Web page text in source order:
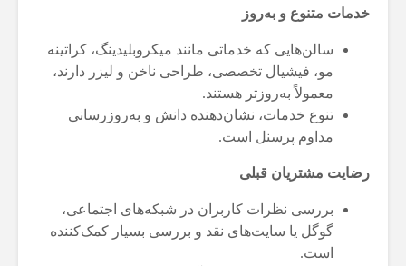
خدمات متنوع و به‌روز
سالن‌هایی که خدماتی مانند میکروبلیدینگ، کراتینه
مو، فیشیال تخصصی، طراحی ناخن و لیزر دارند،
معمولاً به‌روزتر هستند.
تنوع خدمات، نشان‌دهنده دانش و به‌روزرسانی
مداوم پرسنل است.
رضایت مشتریان قبلی
بررسی نظرات کاربران در شبکه‌های اجتماعی،
گوگل یا سایت‌های نقد و بررسی بسیار کمک‌کننده
است.